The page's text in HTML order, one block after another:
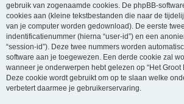
gebruik van zogenaamde cookies. De phpBB-
cookies aan (kleine tekstbestanden die naar de
van je computer worden gedownload). De eerste
indentificatienummer (hierna “user-id”) en een
“session-id”). Deze twee nummers worden
software aan je toegewezen. Een derde cookie zal
wanneer je onderwerpen hebt gelezen op “Het Groot
Deze cookie wordt gebruikt om op te slaan welke
verbetert daarmee je gebruikerservaring.